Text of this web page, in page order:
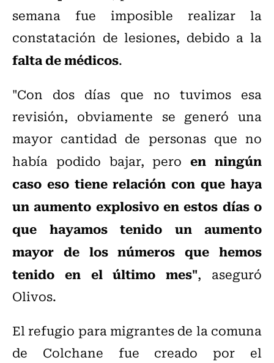
semana fue imposible realizar la
constatación de lesiones, debido a la
falta de médicos.
"Con dos días que no tuvimos esa
revisión, obviamente se generó una
mayor cantidad de personas que no
había podido bajar, peroen ningún
caso eso tiene relación con que haya
un aumento explosivo en estos días o
que hayamos tenido un aumento
mayor de los números que hemos
tenido en el último mes", aseguró
Olivos.
El refugio para migrantes de la comuna
de Colchane fue creado por el